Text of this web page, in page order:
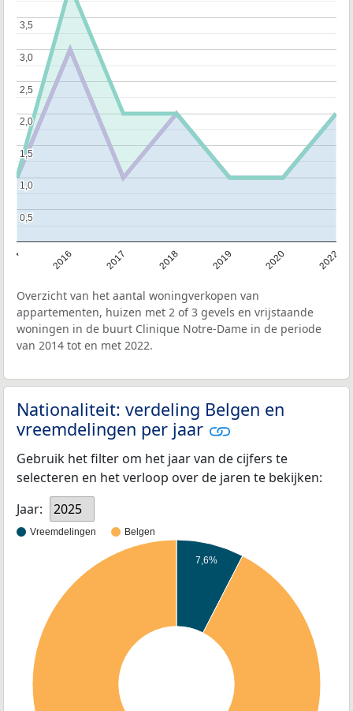
2016 2017 2018 2019 2020 2022
0,5
0,5
1,0
1,0
1,5
1,5
2,0
2,0
2,5
2,5
3,0
3,0
3,5
3,5
Overzicht van het aantal woningverkopen van
appartementen, huizen met 2 of 3 gevels en vrijstaande
woningen in de buurt Clinique Notre-Dame in de periode
van 2014 tot en met 2022.
Nationaliteit: verdeling Belgen en
vreemdelingen per jaar
Gebruik het filter om het jaar van de cijfers te
selecteren en het verloop over de jaren te bekijken:
Jaar:
2025
Vreemdelingen Belgen
7,6%